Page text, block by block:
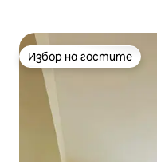
Избор на гостите
Избор на гостите